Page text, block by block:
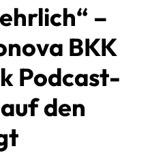
–
BKK
Podcast-
den